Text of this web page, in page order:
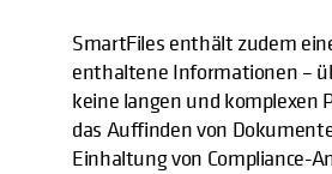
SmartFiles enthält zudem
enthaltene Informationen –
keine langen und komplexen
das Auffinden von
Einhaltung von Compliance-